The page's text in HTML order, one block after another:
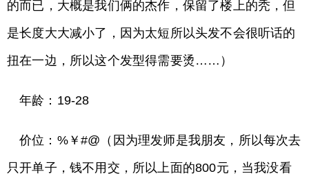
的而已，大概是我们俩的杰作，保留了楼上的秃，但
是长度大大减小了，因为太短所以头发不会很听话的
扭在一边，所以这个发型得需要烫……）
年龄：19-28
价位：%￥#@（因为理发师是我朋友，所以每次去
只开单子，钱不用交，所以上面的800元，当我没看